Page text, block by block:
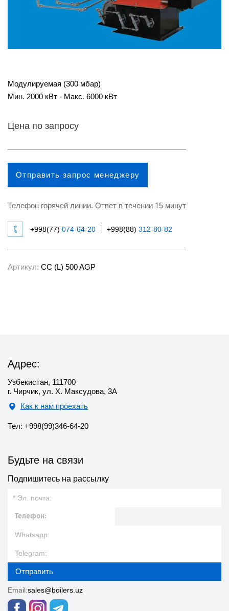
Модулируемая (300 мбар)
Мин. 2000 кВт - Макс. 6000 кВт
Цена по запросу
Отправить запрос менеджеру
Телефон горячей линии. Ответ в течении 15 минут
+998(77) 074-64-20 +998(88) 312-80-82
Артикул: CC (L) 500 AGP
Адрес:
Узбекистан, 111700
г. Чирчик, ул. Х. Максудова, 3А
Как к нам проехать
Тел: +998(99)346-64-20
Будьте на связи
Подпишитесь на рассылку
Отправить
Email:sales@boilers.uz